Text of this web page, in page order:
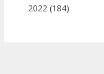
2022 (184)